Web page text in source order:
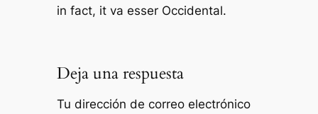
in fact, it va esser Occidental.
Deja una respuesta
Tu dirección de correo electrónico